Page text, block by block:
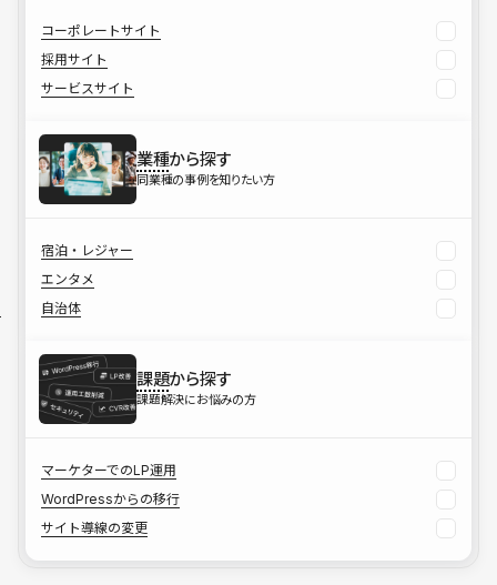
コーポレートサイト
採用サイト
サービスサイト
業種から探す
同業種の事例を知りたい方
宿泊・レジャー
エンタメ
自治体
課題から探す
課題解決にお悩みの方
マーケターでのLP運用
WordPressからの移行
サイト導線の変更